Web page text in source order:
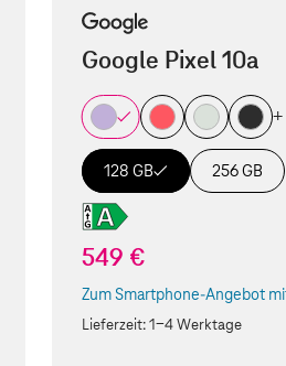
Google Pixel 10a
+
128 GB 256 GB
549 €
Zum Smartphone-Angebot
(Der Link wird in einem
Lieferzeit:1-4 Werktage